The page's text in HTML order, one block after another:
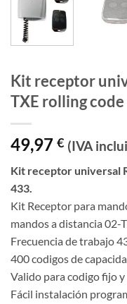
Kit receptor
TXE rolling
49,97 € (IVA
Kit receptor universal
433.
Kit Receptor para
mandos a distancia 02-
Frecuencia de trabajo
400 codigos de
Valido para codigo fijo y
Fácil instalación